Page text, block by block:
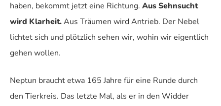
haben, bekommt jetzt eine Richtung. Aus Sehnsucht
wird Klarheit.Aus Träumen wird Antrieb. Der Nebel
lichtet sich und plötzlich sehen wir, wohin wir eigentlich
gehen wollen.
Neptun braucht etwa 165 Jahre für eine Runde durch
den Tierkreis. Das letzte Mal, als er in den Widder